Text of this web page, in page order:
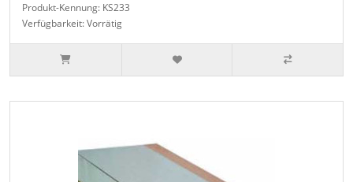
Produkt-Kennung: KS233
Verfügbarkeit: Vorrätig